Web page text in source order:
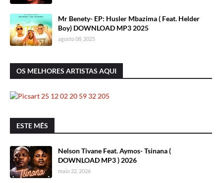
Mr Benety- EP: Husler Mbazima ( Feat. Helder
Boy) DOWNLOAD MP3 2025
agosto 08, 2025
OS MELHORES ARTISTAS AQUI
ESTE MÊS
Nelson Tivane Feat. Aymos- Tsinana (
DOWNLOAD MP3 ) 2026
maio 22, 2026